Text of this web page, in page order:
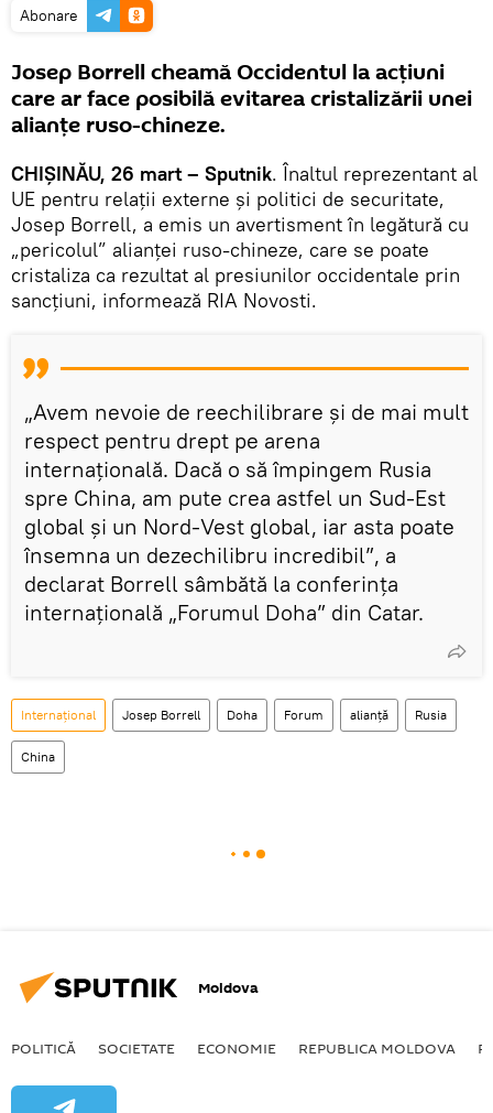
Abonare
Josep Borrell cheamă Occidentul la acțiuni
care ar face posibilă evitarea cristalizării unei
alianțe ruso-chineze.
CHIȘINĂU, 26 mart – Sputnik. Înaltul reprezentant al
UE pentru relații externe și politici de securitate,
Josep Borrell, a emis un avertisment în legătură cu
„pericolul” alianței ruso-chineze, care se poate
cristaliza ca rezultat al presiunilor occidentale prin
sancțiuni, informează RIA Novosti.
„Avem nevoie de reechilibrare și de mai mult
respect pentru drept pe arena
internațională. Dacă o să împingem Rusia
spre China, am pute crea astfel un Sud-Est
global și un Nord-Vest global, iar asta poate
însemna un dezechilibru incredibil”, a
declarat Borrell sâmbătă la conferința
internațională „Forumul Doha” din Catar.
Internațional Josep Borrell Doha Forum alianță Rusia
China
Moldova
POLITICĂ SOCIETATE ECONOMIE REPUBLICA MOLDOVA